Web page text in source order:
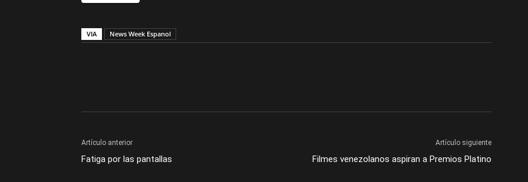
VIA News Week Espanol
Artículo anterior
Fatiga por las pantallas
Artículo siguiente
Filmes venezolanos aspiran a Premios Platino